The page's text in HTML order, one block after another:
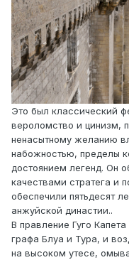
Это был классический
вероломство и цинизм,
ненасытному желанию
набожностью, пределы
достоянием легенд. Он
качествами стратега и
обеспечили пятьдесят
анжуйской династии..
В правление Гуго
графа Блуа и Тура, и
на высоком утесе,